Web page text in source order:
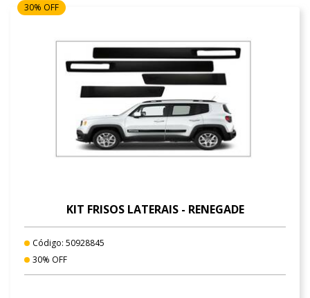
30% OFF
KIT FRISOS LATERAIS - RENEGADE
Código: 50928845
30% OFF